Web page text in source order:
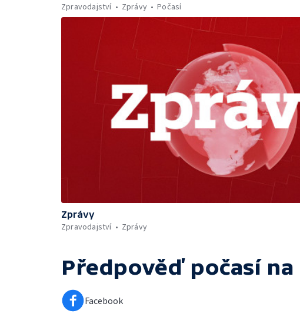
Zpravodajství
Zprávy Počasí
Zprávy
Zpravodajství
Zprávy
Předpověď počasí
Facebook